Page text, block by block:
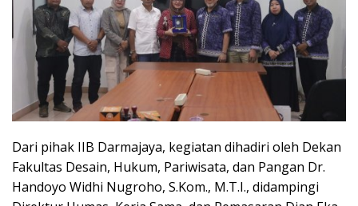
Dari pihak IIB Darmajaya, kegiatan dihadiri oleh Dekan
Fakultas Desain, Hukum, Pariwisata, dan Pangan Dr.
Handoyo Widhi Nugroho, S.Kom., M.T.I., didampingi